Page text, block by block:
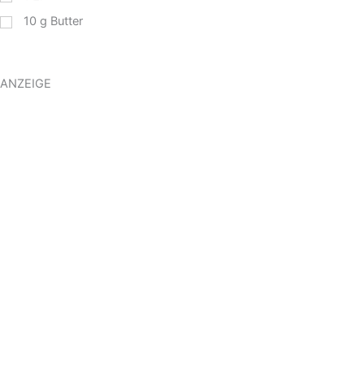
10 g Butter
ANZEIGE